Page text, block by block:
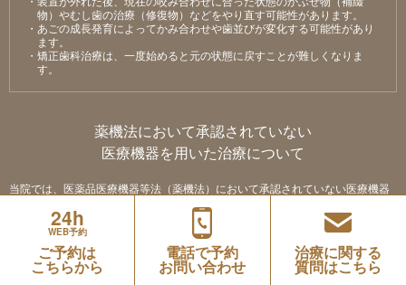
物）やむし⻭の治療（修復物）などをやり直す可能性があります。
・あごの成⻑発育によってかみ合わせや⻭並びが変化する可能性があり
ます。
・矯正⻭科治療は、⼀度始めると元の状態に戻すことが難しくなりま
す。
薬機法において承認されていない
医療機器を用いた治療について
当院では、医薬品医療機器等法（薬機法）において承認されていない医療機器
を用いた治療 である「インビザライン・システムを用いた矯正治療」を行って
います。
未承認医薬品・医療機器（以下、「未承認医薬品等」とする）について、当サ
イト内で治療法等を記載するため、厚生労働省が定める医療広告ガイドライン
に従い、「未承認医薬品等であること」「入手経路等」「国内の承認医薬品等
の有無」「諸外国における安全性等に係る情報」について掲載いたします。
24h
WEB予約
ご予約は
こちらから
電話で予約
お問い合わせ
治療に関する
質問はこちら